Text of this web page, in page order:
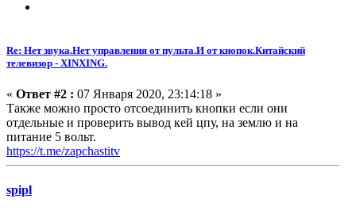
Re: Нет звука.Нет управления от пульта.И от кнопок.Китайский
телевизор - XINXING.
« Ответ #2 : 07 Января 2020, 23:14:18 »
Также можно просто отсоединить кнопки если они
отдельные и проверить вывод кей цпу, на землю и на
питание 5 вольт.
https://t.me/zapchastitv
spipl